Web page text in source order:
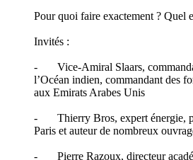
Pour quoi faire exactement ? Quel
Invités :
- Vice-Amiral Slaars,
l’Océan indien, commandant des
aux Emirats Arabes Unis
- Thierry Bros, expert énergie,
Paris et auteur de nombreux
- Pierre Razoux, directeur